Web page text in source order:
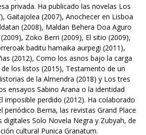
privada. Ha publicado las novelas Los
Gaitajolea (2007), Anochecer en Lisboa
(2008), Maldan Behera Doa Aguro
Zoko Berri (2009), El sitio (2009),
baditu hamaika aurpegi (2011),
(2012), Como los asnos bajo la carga
de los listos (2015), Testamento de un
de la Almendra (2018) y Los tres
ensayos Sabino Arana o la identidad
imposible perdido (2012). Ha colaborado
periódico Berria, las revistas Grand Place
digitales Solo Novela Negra y Zubyah, de
cultural Punica Granatum.